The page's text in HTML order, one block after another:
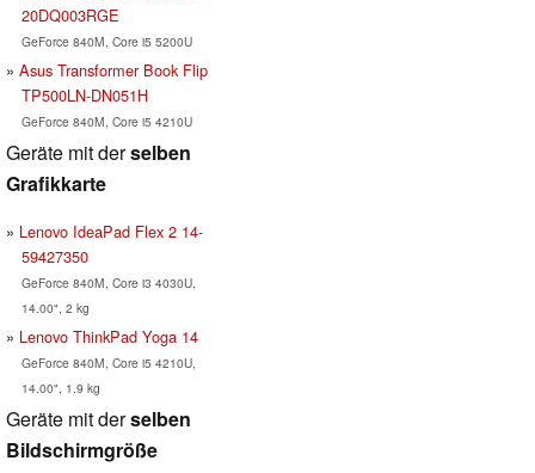
20DQ003RGE
GeForce 840M, Core i5 5200U
Asus Transformer Book Flip
TP500LN-DN051H
GeForce 840M, Core i5 4210U
Geräte mit derselben
Grafikkarte
Lenovo IdeaPad Flex 2 14-
59427350
GeForce 840M, Core i3 4030U,
14.00", 2 kg
Lenovo ThinkPad Yoga 14
GeForce 840M, Core i5 4210U,
14.00", 1.9 kg
Geräte mit derselben
Bildschirmgröße